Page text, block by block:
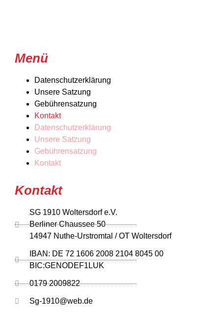
Menü
Datenschutzerklärung
Unsere Satzung
Gebührensatzung
Kontakt
Datenschutzerklärung
Unsere Satzung
Gebührensatzung
Kontakt
Kontakt
SG 1910 Woltersdorf e.V.
Berliner Chaussee 50
14947 Nuthe-Urstromtal / OT Woltersdorf
IBAN: DE 72 1606 2008 2104 8045 00
BIC:GENODEF1LUK
0179 2009822
Sg-1910@web.de